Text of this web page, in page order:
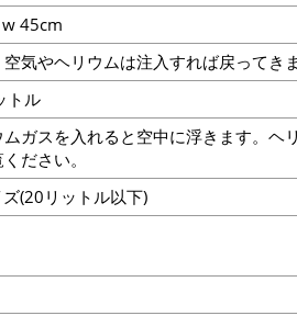
45cm
気やヘリウムは注入すれば戻ってき
トル
ガスを入れると空中に浮きます。ヘ
ださい。
(20リットル以下)